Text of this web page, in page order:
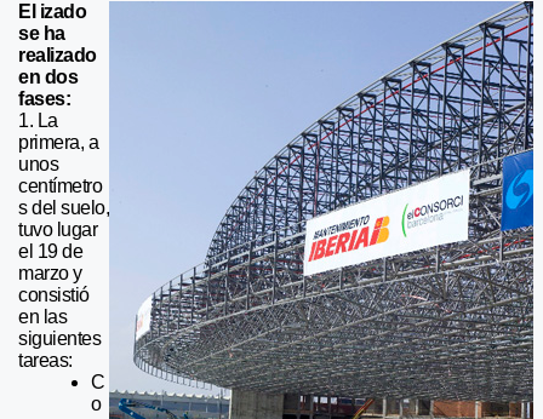
El izado
se ha
realizado
en dos
fases:
1. La
primera, a
unos
centímetro
s del suelo,
tuvo lugar
el 19 de
marzo y
consistió
en las
siguientes
tareas:
C
o